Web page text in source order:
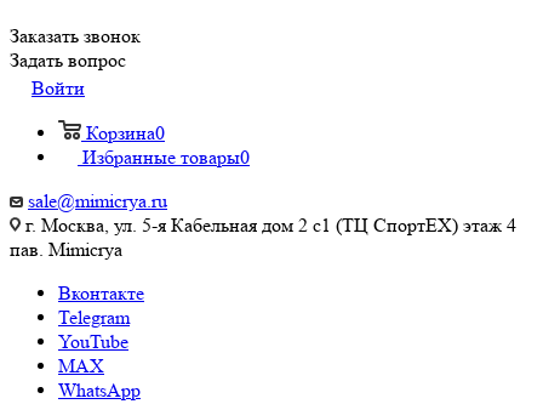
Заказать звонок
Задать вопрос
Войти
Корзина0
Избранные товары0
sale@mimicrya.ru
г. Москва, ул. 5-я Кабельная дом 2 с1 (ТЦ СпортEX) этаж 4
пав. Mimicrya
Вконтакте
Telegram
YouTube
MAX
WhatsApp